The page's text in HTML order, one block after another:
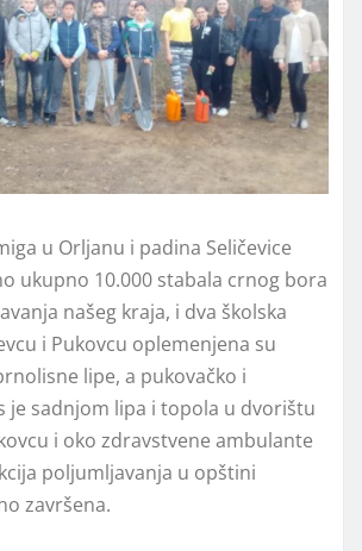
u Orljanu i padina Seličevice
ukupno 10.000 stabala crnog bora
našeg kraja, i dva školska
i Pukovcu oplemenjena su
lipe, a pukovačko i
je sadnjom lipa i topola u dvorištu
i oko zdravstvene ambulante
poljumljavanja u opštini
završena.